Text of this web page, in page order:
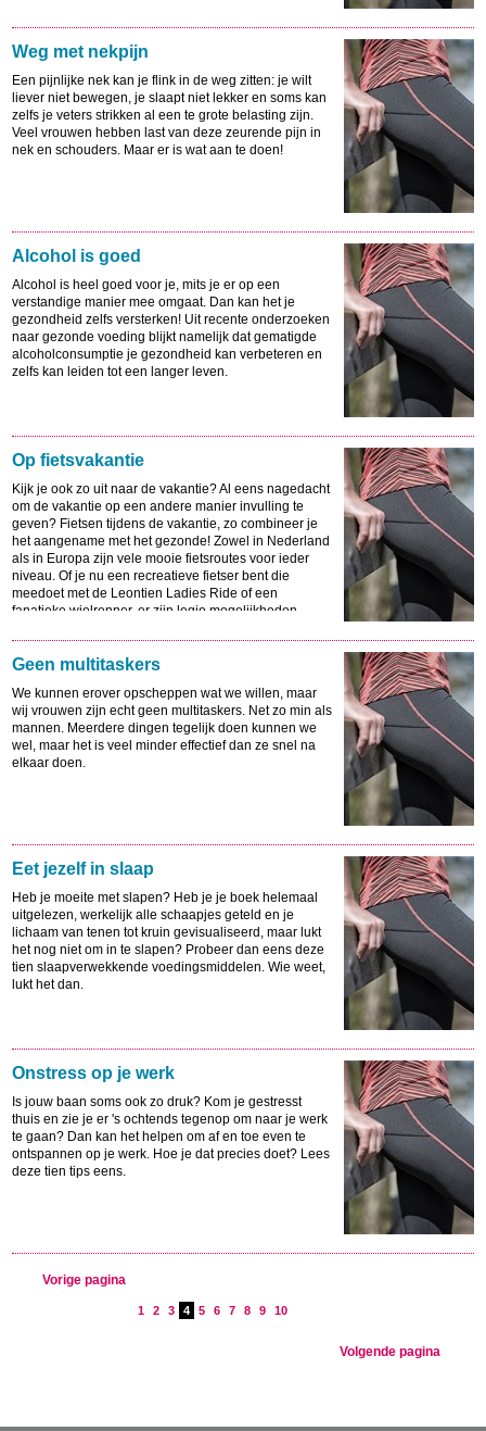
Weg met nekpijn
Een pijnlijke nek kan je flink in de weg zitten: je wilt
liever niet bewegen, je slaapt niet lekker en soms kan
zelfs je veters strikken al een te grote belasting zijn.
Veel vrouwen hebben last van deze zeurende pijn in
nek en schouders. Maar er is wat aan te doen!
Alcohol is goed
Alcohol is heel goed voor je, mits je er op een
verstandige manier mee omgaat. Dan kan het je
gezondheid zelfs versterken! Uit recente onderzoeken
naar gezonde voeding blijkt namelijk dat gematigde
alcoholconsumptie je gezondheid kan verbeteren en
zelfs kan leiden tot een langer leven.
Op fietsvakantie
Kijk je ook zo uit naar de vakantie? Al eens nagedacht
om de vakantie op een andere manier invulling te
geven? Fietsen tijdens de vakantie, zo combineer je
het aangename met het gezonde! Zowel in Nederland
als in Europa zijn vele mooie fietsroutes voor ieder
niveau. Of je nu een recreatieve fietser bent die
meedoet met de Leontien Ladies Ride of een
fanatieke wielrenner, er zijn legio mogelijkheden.
Geen multitaskers
We kunnen erover opscheppen wat we willen, maar
wij vrouwen zijn echt geen multitaskers. Net zo min als
mannen. Meerdere dingen tegelijk doen kunnen we
wel, maar het is veel minder effectief dan ze snel na
elkaar doen.
Eet jezelf in slaap
Heb je moeite met slapen? Heb je je boek helemaal
uitgelezen, werkelijk alle schaapjes geteld en je
lichaam van tenen tot kruin gevisualiseerd, maar lukt
het nog niet om in te slapen? Probeer dan eens deze
tien slaapverwekkende voedingsmiddelen. Wie weet,
lukt het dan.
Onstress op je werk
Is jouw baan soms ook zo druk? Kom je gestresst
thuis en zie je er 's ochtends tegenop om naar je werk
te gaan? Dan kan het helpen om af en toe even te
ontspannen op je werk. Hoe je dat precies doet? Lees
deze tien tips eens.
Vorige pagina
1 2 3 4 5 6 7 8 9 10
Volgende pagina